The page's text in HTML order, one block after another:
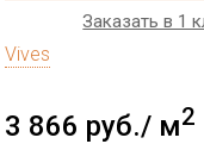
Заказать в 1
Vives
3 866 руб./ м2